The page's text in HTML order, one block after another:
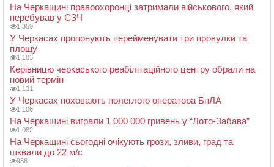
На Черкащині правоохоронці затримали військового, який
перебував у СЗЧ
1 359
У Черкасах пропонують перейменувати три провулки та
площу
1 183
Керівницю черкаського реабілітаційного центру обрали на
новий термін
1 131
У Черкасах поховають полеглого оператора БпЛА
1 106
На Черкащині виграли 1 000 000 гривень у “Лото-Забава”
1 082
На Черкащині сьогодні очікують грози, зливи, град та
шквали до 22 м/с
986